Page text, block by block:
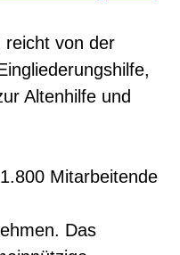
reicht von der
Altenhilfe und
Mitarbeitende
Das